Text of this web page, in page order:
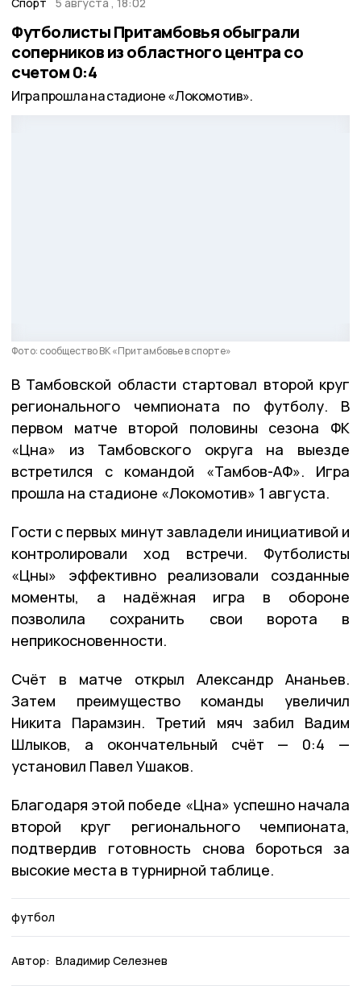
Футболисты Притамбовья обыграли
соперников из областного центра со
счетом 0:4
Игра прошла на стадионе «Локомотив».
Фото: сообщество ВК «Притамбовье в спорте»
В Тамбовской области стартовал второй круг
регионального чемпионата по футболу. В
первом матче второй половины сезона ФК
«Цна» из Тамбовского округа на выезде
встретился с командой «Тамбов-АФ». Игра
прошла на стадионе «Локомотив» 1 августа.
Гости с первых минут завладели инициативой и
контролировали ход встречи. Футболисты
«Цны» эффективно реализовали созданные
моменты, а надёжная игра в обороне
позволила сохранить свои ворота в
неприкосновенности.
Счёт в матче открыл Александр Ананьев.
Затем преимущество команды увеличил
Никита Парамзин. Третий мяч забил Вадим
Шлыков, а окончательный счёт — 0:4 —
установил Павел Ушаков.
Благодаря этой победе «Цна» успешно начала
второй круг регионального чемпионата,
подтвердив готовность снова бороться за
высокие места в турнирной таблице.
футбол
Автор: Владимир Селезнев